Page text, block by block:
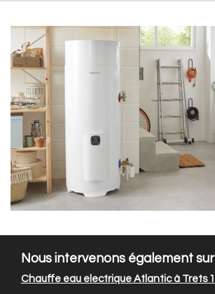
Nous intervenons également sur
Chauffe eau electrique Atlantic à Trets